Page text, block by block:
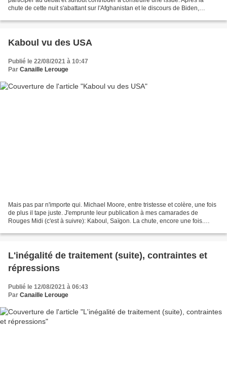
chute de cette nuit s'abattant sur l'Afghanistan et le discours de Biden,
Kaboul vu des USA
Publié le 22/08/2021 à 10:47
Par Canaille Lerouge
Mais pas par n'importe qui. Michael Moore, entre tristesse et colère, une fois
de plus il tape juste. J'emprunte leur publication à mes camarades de
Rouges Midi (c'est à suivre): Kaboul, Saïgon. La chute, encore une fois.
L'inégalité de traitement (suite), contraintes et
répressions
Publié le 12/08/2021 à 06:43
Par Canaille Lerouge